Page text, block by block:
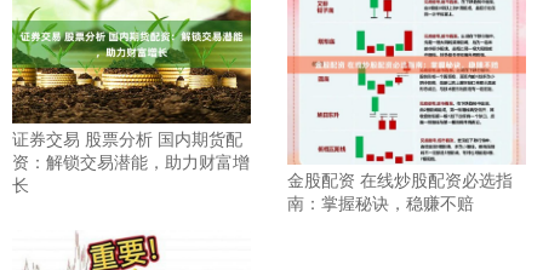
证券交易 股票分析 国内期货配
资：解锁交易潜能，助力财富增
长
金股配资 在线炒股配资必选指
南：掌握秘诀，稳赚不赔